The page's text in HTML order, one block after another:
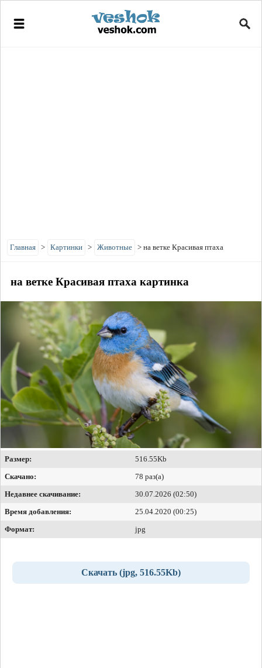
Главная > Картинки > Животные > на ветке Красивая птаха
на ветке Красивая птаха картинка
Размер:
516.55Kb
Скачано:
78 раз(а)
Недавнее скачивание:
30.07.2026 (02:50)
Время добавления:
25.04.2020 (00:25)
Формат:
jpg
Скачать (jpg, 516.55Kb)